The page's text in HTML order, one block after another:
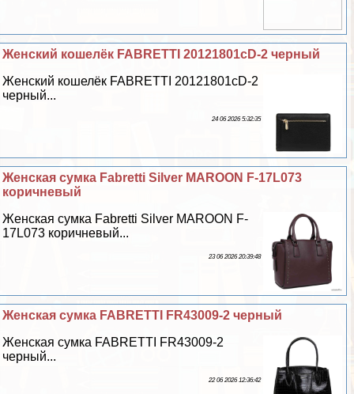
Женский кошелёк FABRETTI 20121801cD-2 черный
Женский кошелёк FABRETTI 20121801cD-2
черный...
24 06 2026 5:32:35
Женская сумка Fabretti Silver MAROON F-17L073
коричневый
Женская сумка Fabretti Silver MAROON F-
17L073 коричневый...
23 06 2026 20:39:48
Женская сумка FABRETTI FR43009-2 черный
Женская сумка FABRETTI FR43009-2
черный...
22 06 2026 12:36:42